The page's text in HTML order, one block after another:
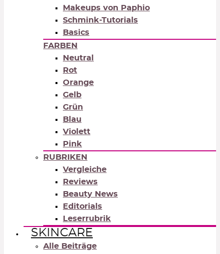
Makeups von Paphio
Schmink-Tutorials
Basics
FARBEN
Neutral
Rot
Orange
Gelb
Grün
Blau
Violett
Pink
RUBRIKEN
Vergleiche
Reviews
Beauty News
Editorials
Leserrubrik
SKINCARE
Alle Beiträge